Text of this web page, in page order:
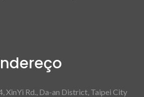
XinYi Rd., Da-an District, Taipei City